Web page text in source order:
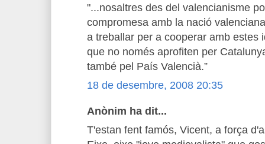
"...nosaltres des del valencianisme
compromesa amb la nació
a treballar per a cooperar amb estes
que no només aprofiten per
també pel País Valencià.”
18 de desembre, 2008 20:35
Anònim ha dit...
T'estan fent famós, Vicent, a força